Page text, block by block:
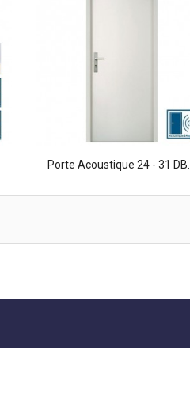
Porte Acoustique 24 - 31 DB...